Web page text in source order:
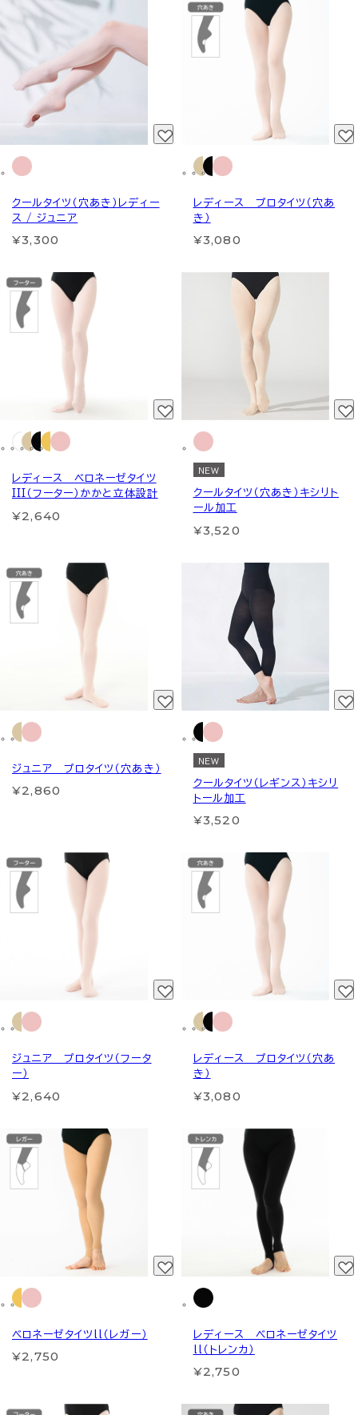
クールタイツ（穴あき）レディー
ス / ジュニア
¥3,300
レディース プロタイツ（穴あ
き）
¥3,080
レディース ベロネーゼタイツ
III（フーター）かかと立体設計
¥2,640
NEW
クールタイツ（穴あき）キシリト
ール加工
¥3,520
ジュニア プロタイツ（穴あき）
¥2,860
NEW
クールタイツ（レギンス）キシリ
トール加工
¥3,520
ジュニア プロタイツ（フータ
ー）
¥2,640
レディース プロタイツ（穴あ
き）
¥3,080
ベロネーゼタイツll（レガー）
¥2,750
レディース ベロネーゼタイツ
ll（トレンカ）
¥2,750